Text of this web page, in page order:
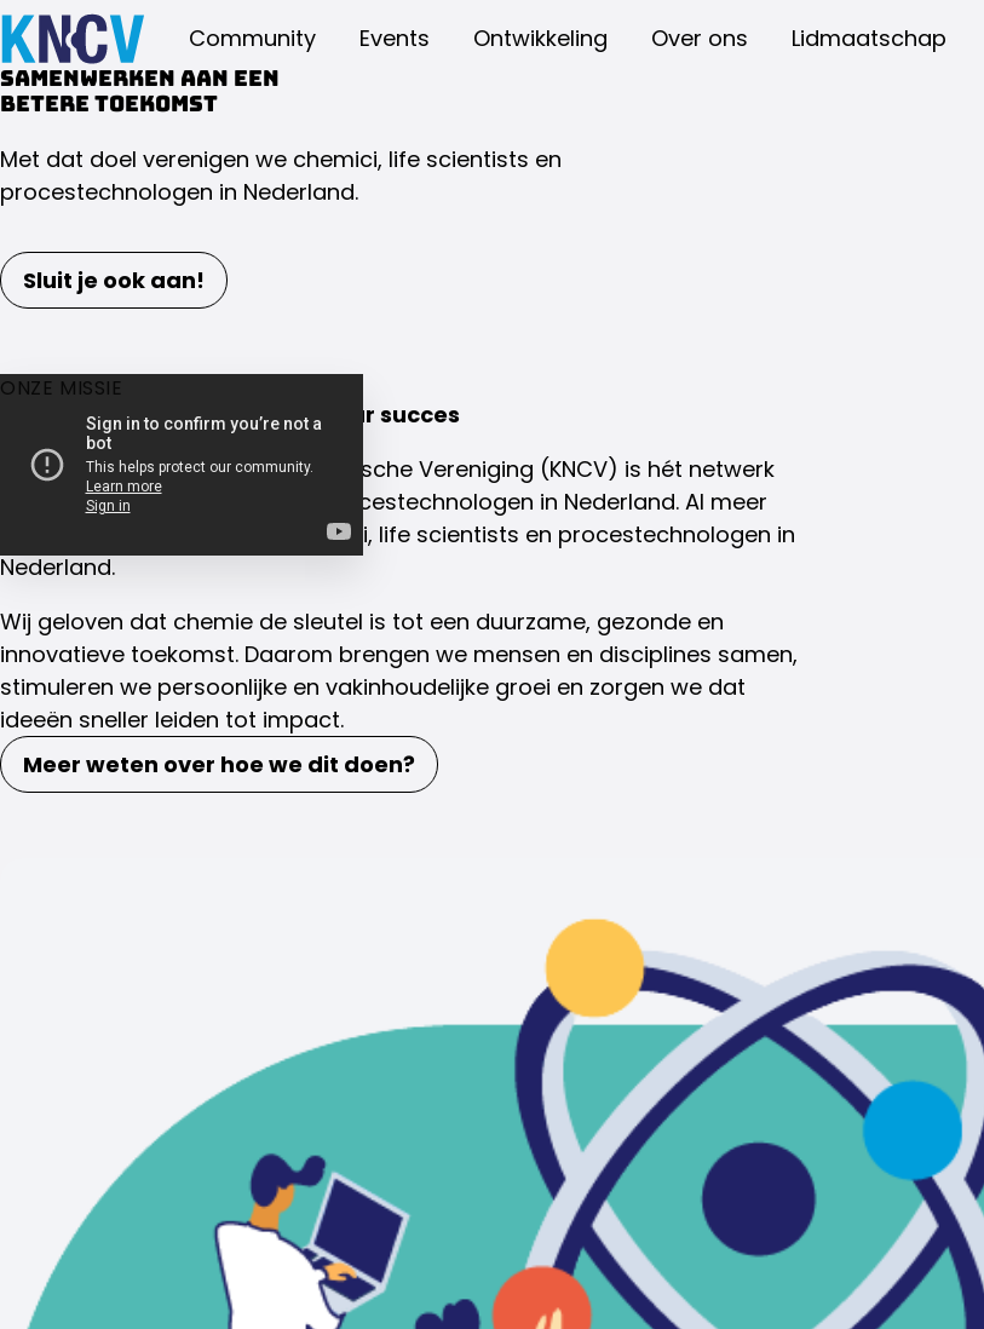
Community Events Ontwikkeling Over ons Lidmaatschap
Samenwerken aan een
betere toekomst
Met dat doel verenigen we chemici, life scientists en
procestechnologen in Nederland.
Sluit je ook aan!
ONZE MISSIE
Samenwerking is de sleutel naar succes
De Koninklijke Nederlandse Chemische Vereniging (KNCV) is hét netwerk
van chemici, life scientists en procestechnologen in Nederland. Al meer
dan 100 jaar verbinden wij chemici, life scientists en procestechnologen in
Nederland.
Wij geloven dat chemie de sleutel is tot een duurzame, gezonde en
innovatieve toekomst. Daarom brengen we mensen en disciplines samen,
stimuleren we persoonlijke en vakinhoudelijke groei en zorgen we dat
ideeën sneller leiden tot impact.
Meer weten over hoe we dit doen?